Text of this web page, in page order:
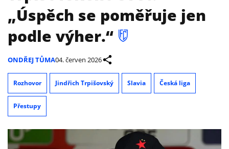
„Úspěch se poměřuje jen
podle výher.“
ONDŘEJ TŮMA04. červen 2026
Rozhovor Jindřich Trpišovský Slavia Česká liga
Přestupy